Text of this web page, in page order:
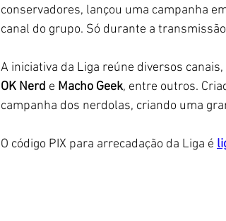
conservadores, lançou uma campanha
canal do grupo. Só durante a
A iniciativa da Liga reúne diversos
OK Nerd e Macho Geek, entre outros.
campanha dos nerdolas, criando uma
O código PIX para arrecadação da Liga é